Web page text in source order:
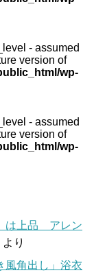
- assumed
version of
wp-
- assumed
version of
wp-
は上品 アレン
より
風角出し」浴衣